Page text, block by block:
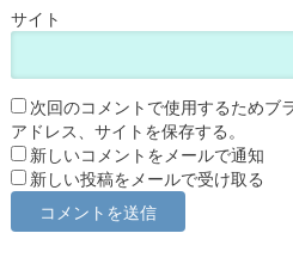
サイト
次回のコメントで使用するためブ
アドレス、サイトを保存する。
新しいコメントをメールで通知
新しい投稿をメールで受け取る